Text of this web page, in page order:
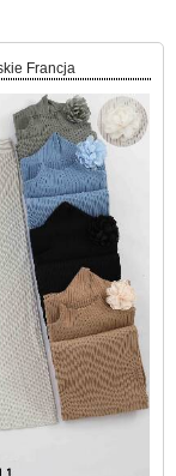
Francja